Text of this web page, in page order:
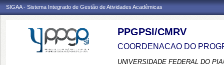
SIGAA - Sistema Integrado de Gestão de Atividades Acadêmicas
PPGPSI/CMRV
COORDENACAO DO
UNIVERSIDADE FEDERAL DO